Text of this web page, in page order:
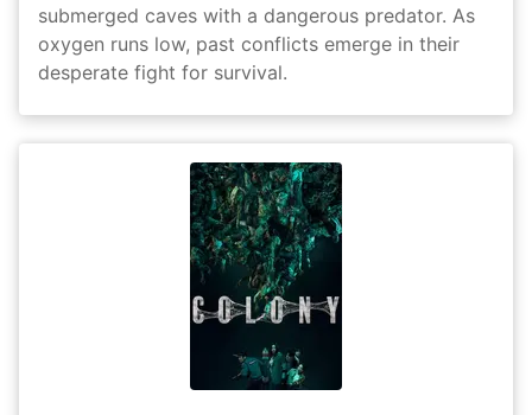
submerged caves with a dangerous predator. As
oxygen runs low, past conflicts emerge in their
desperate fight for survival.